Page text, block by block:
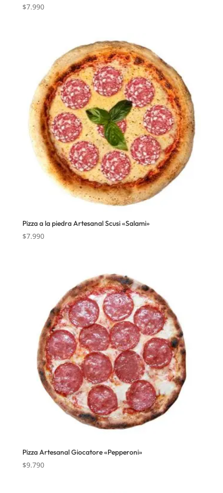
$7.990
Pizza a la piedra Artesanal Scusi «Salami»
$7.990
Pizza Artesanal Giocatore «Pepperoni»
$9.790